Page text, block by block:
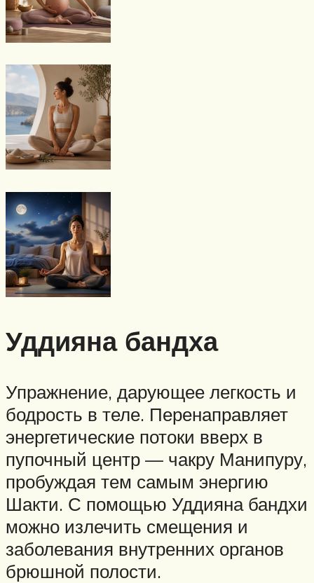
Уддияна бандха
Упражнение, дарующее легкость и
бодрость в теле. Перенаправляет
энергетические потоки вверх в
пупочный центр — чакру Манипуру,
пробуждая тем самым энергию
Шакти. С помощью Уддияна бандхи
можно излечить смещения и
заболевания внутренних органов
брюшной полости.